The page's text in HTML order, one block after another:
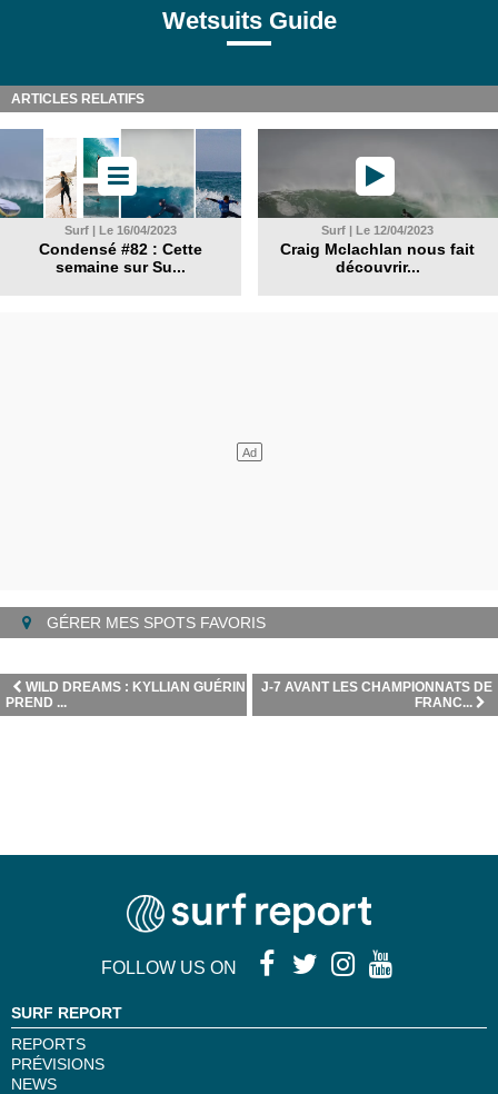
Wetsuits Guide
ARTICLES RELATIFS
Surf | Le 16/04/2023
Condensé #82 : Cette
semaine sur Su...
Surf | Le 12/04/2023
Craig Mclachlan nous fait
découvrir...
GÉRER MES SPOTS FAVORIS
J-7 AVANT LES CHAMPIONNATS DE
FRANC...
WILD DREAMS : KYLLIAN GUÉRIN
PREND ...
FOLLOW US ON
SURF REPORT
REPORTS
PRÉVISIONS
NEWS